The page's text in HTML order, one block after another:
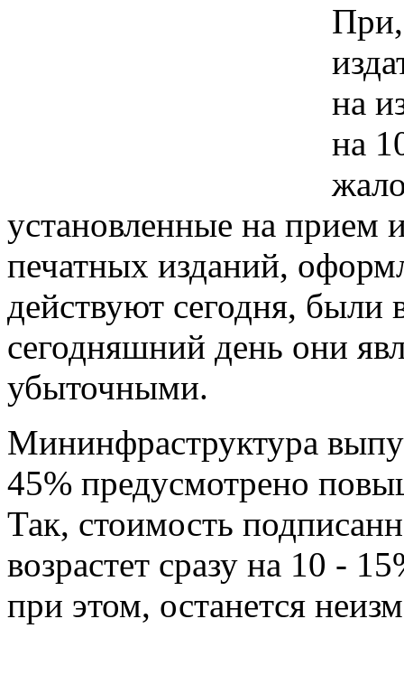
При,
на
на
установленные на прием
печатных изданий,
действуют сегодня, были
сегодняшний день они
убыточными.
Мининфраструктура
45% предусмотрено
Так, стоимость
возрастет сразу на 10 -
при этом, останется